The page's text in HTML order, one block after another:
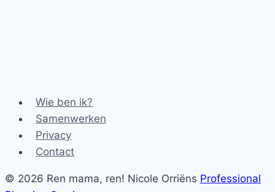
Wie ben ik?
Samenwerken
Privacy
Contact
© 2026 Ren mama, ren! Nicole Orriëns Professional